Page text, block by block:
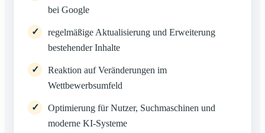
bei Google
regelmäßige Aktualisierung und Erweiterung
bestehender Inhalte
Reaktion auf Veränderungen im
Wettbewerbsumfeld
Optimierung für Nutzer, Suchmaschinen und
moderne KI-Systeme